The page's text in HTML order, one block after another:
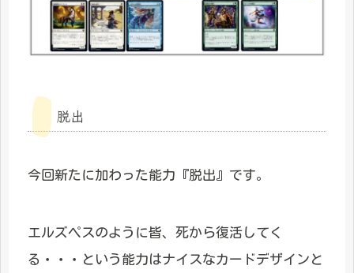
脱出
今回新たに加わった能力『脱出』です。
エルズペスのように皆、死から復活してく
る・・・という能力はナイスなカードデザインと